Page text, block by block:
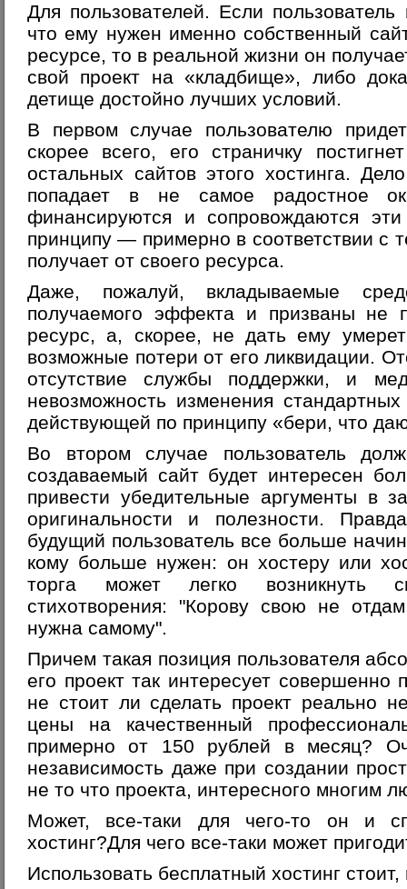
Для пользователей. Если
что ему нужен именно собственный
ресурсе, то в реальной жизни он
свой проект на «кладбище», либо
детище достойно лучших условий.
В первом случае пользователю
скорее всего, его страничку
остальных сайтов этого хостинга.
попадает в не самое радостное
финансируются и сопровождаются
принципу — примерно в соответствии с
получает от своего ресурса.
Даже, пожалуй, вкладываемые
получаемого эффекта и призваны не
ресурс, а, скорее, не дать ему
возможные потери от его ликвидации.
отсутствие службы поддержки, и
невозможность изменения
действующей по принципу «бери, что
Во втором случае пользователь
создаваемый сайт будет интересен
привести убедительные аргументы в
оригинальности и полезности.
будущий пользователь все больше
кому больше нужен: он хостеру или
торга может легко возникнуть
стихотворения: "Корову свою не
нужна самому".
Причем такая позиция пользователя
его проект так интересует
не стоит ли сделать проект реально
цены на качественный
примерно от 150 рублей в месяц?
независимость даже при создании
не то что проекта, интересного многим
Может, все-таки для чего-то он и
хостинг?Для чего все-таки может
Использовать бесплатный хостинг